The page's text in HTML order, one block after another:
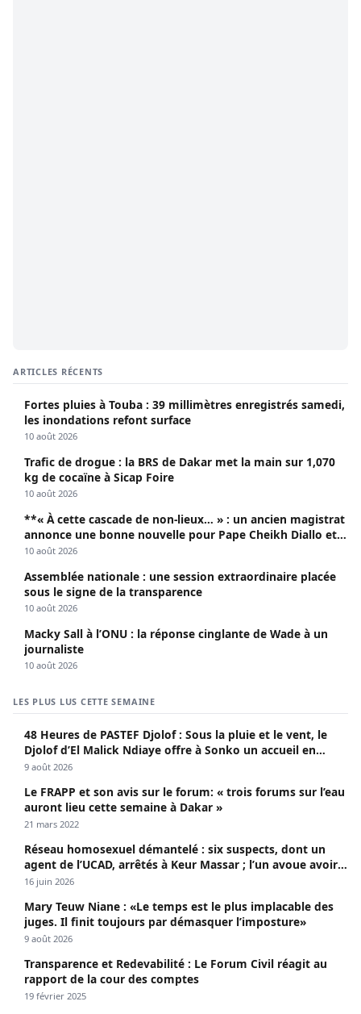
ARTICLES RÉCENTS
Fortes pluies à Touba : 39 millimètres enregistrés samedi,
les inondations refont surface
10 août 2026
Trafic de drogue : la BRS de Dakar met la main sur 1,070
kg de cocaïne à Sicap Foire
10 août 2026
**« À cette cascade de non-lieux… » : un ancien magistrat
annonce une bonne nouvelle pour Pape Cheikh Diallo et
Cie**
10 août 2026
Assemblée nationale : une session extraordinaire placée
sous le signe de la transparence
10 août 2026
Macky Sall à l’ONU : la réponse cinglante de Wade à un
journaliste
10 août 2026
LES PLUS LUS CETTE SEMAINE
48 Heures de PASTEF Djolof : Sous la pluie et le vent, le
Djolof d’El Malick Ndiaye offre à Sonko un accueil en
apothéose
9 août 2026
Le FRAPP et son avis sur le forum: « trois forums sur l’eau
auront lieu cette semaine à Dakar »
21 mars 2022
Réseau homosexuel démantelé : six suspects, dont un
agent de l’UCAD, arrêtés à Keur Massar ; l’un avoue avoir
propagé le VIH depuis 2018
16 juin 2026
Mary Teuw Niane : «Le temps est le plus implacable des
juges. Il finit toujours par démasquer l’imposture»
9 août 2026
Transparence et Redevabilité : Le Forum Civil réagit au
rapport de la cour des comptes
19 février 2025